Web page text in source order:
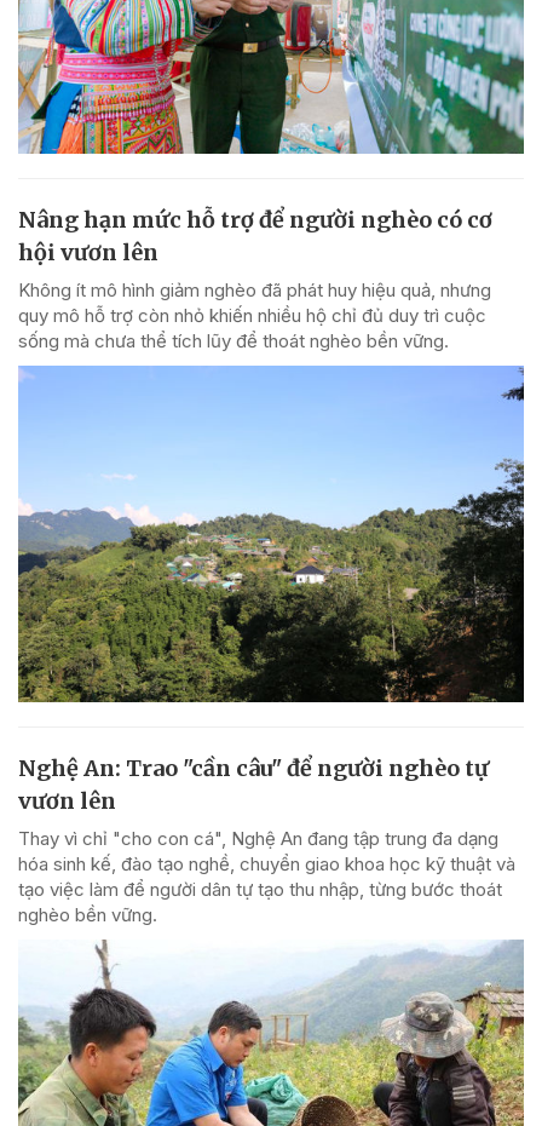
Nâng hạn mức hỗ trợ để người nghèo có cơ
hội vươn lên
Không ít mô hình giảm nghèo đã phát huy hiệu quả, nhưng
quy mô hỗ trợ còn nhỏ khiến nhiều hộ chỉ đủ duy trì cuộc
sống mà chưa thể tích lũy để thoát nghèo bền vững.
Nghệ An: Trao "cần câu" để người nghèo tự
vươn lên
Thay vì chỉ "cho con cá", Nghệ An đang tập trung đa dạng
hóa sinh kế, đào tạo nghề, chuyển giao khoa học kỹ thuật và
tạo việc làm để người dân tự tạo thu nhập, từng bước thoát
nghèo bền vững.